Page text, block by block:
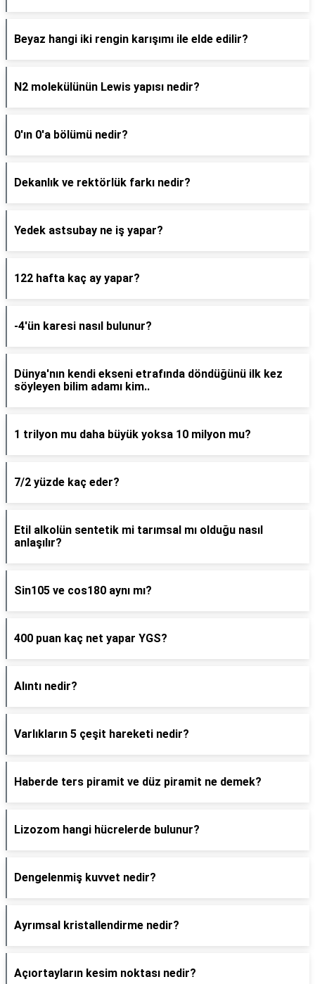
Beyaz hangi iki rengin karışımı ile elde edilir?
N2 molekülünün Lewis yapısı nedir?
0'ın 0'a bölümü nedir?
Dekanlık ve rektörlük farkı nedir?
Yedek astsubay ne iş yapar?
122 hafta kaç ay yapar?
-4'ün karesi nasıl bulunur?
Dünya'nın kendi ekseni etrafında döndüğünü ilk kez
söyleyen bilim adamı kim..
1 trilyon mu daha büyük yoksa 10 milyon mu?
7/2 yüzde kaç eder?
Etil alkolün sentetik mi tarımsal mı olduğu nasıl
anlaşılır?
Sin105 ve cos180 aynı mı?
400 puan kaç net yapar YGS?
Alıntı nedir?
Varlıkların 5 çeşit hareketi nedir?
Haberde ters piramit ve düz piramit ne demek?
Lizozom hangi hücrelerde bulunur?
Dengelenmiş kuvvet nedir?
Ayrımsal kristallendirme nedir?
Açıortayların kesim noktası nedir?